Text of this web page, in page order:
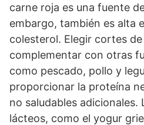
carne roja es una fuente
embargo, también es alta
colesterol. Elegir cortes
complementar con otras
como pescado, pollo y
proporcionar la proteína
no saludables adicionales.
lácteos, como el yogur